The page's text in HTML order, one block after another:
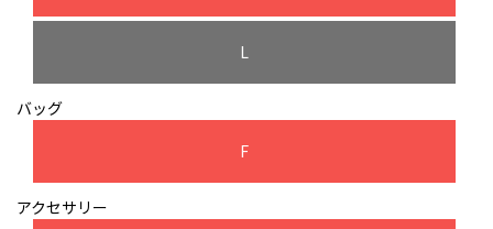
L
バッグ
F
アクセサリー